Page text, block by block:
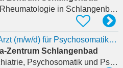
in Schlangenbad
Stationsarzt / Arzt (m/w/d) für Psychosomatik MEDIAN Klinik Schlangenbad
Zentrum Schlangenbad
Facharzt Psychiatrie, Psychosomatik und Psychotherapie